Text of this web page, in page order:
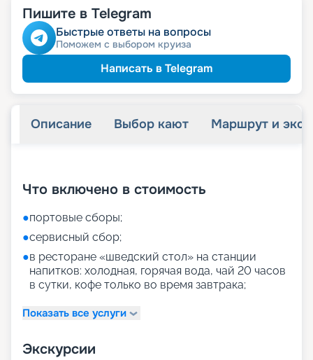
Пишите в Telegram
Быстрые ответы на вопросы
Поможем с выбором круиза
Написать в Telegram
Описание Выбор кают Маршрут и
Что включено в стоимость
●портовые сборы;
●сервисный сбор;
●в ресторане «шведский стол» на станции
напитков: холодная, горячая вода, чай 20 часов
в сутки, кофе только во время завтрака;
Показать все услуги
Экскурсии